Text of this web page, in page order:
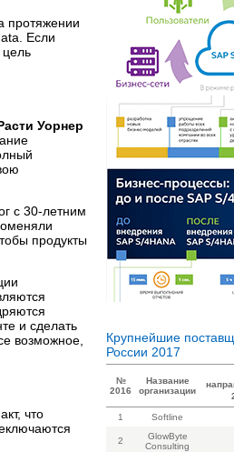
протяжении
Если
цель
Уорнер
с 30-летним
продукты
и сделать
возможное,
что
Крупнейшие
России 2017
№
2016
Название
организации
1 Softline
2
GlowByte
Consulting